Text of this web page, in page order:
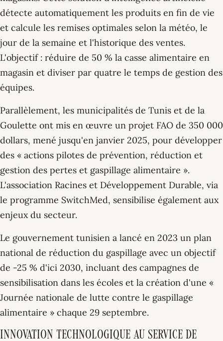
détecte automatiquement les produits en fin de vie
et calcule les remises optimales selon la météo, le
jour de la semaine et l'historique des ventes.
L'objectif : réduire de 50 % la casse alimentaire en
magasin et diviser par quatre le temps de gestion des
équipes.
Parallèlement, les municipalités de Tunis et de la
Goulette ont mis en œuvre un projet FAO de 350 000
dollars, mené jusqu'en janvier 2025, pour développer
des « actions pilotes de prévention, réduction et
gestion des pertes et gaspillage alimentaire ».
L'association Racines et Développement Durable, via
le programme SwitchMed, sensibilise également aux
enjeux du secteur.
Le gouvernement tunisien a lancé en 2023 un plan
national de réduction du gaspillage avec un objectif
de -25 % d'ici 2030, incluant des campagnes de
sensibilisation dans les écoles et la création d'une «
Journée nationale de lutte contre le gaspillage
alimentaire » chaque 29 septembre.
Innovation technologique au service de